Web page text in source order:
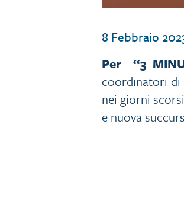
8 Febbraio
Per “3
coordinatori di
nei giorni scorsi
e nuova